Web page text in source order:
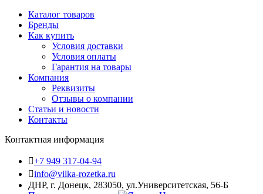
Каталог товаров
Бренды
Как купить
Условия доставки
Условия оплаты
Гарантия на товары
Компания
Реквизиты
Отзывы о компании
Статьи и новости
Контакты
Контактная информация
+7 949 317-04-94
info@vilka-rozetka.ru
ДНР, г. Донецк, 283050, ул.Университетская, 56-Б